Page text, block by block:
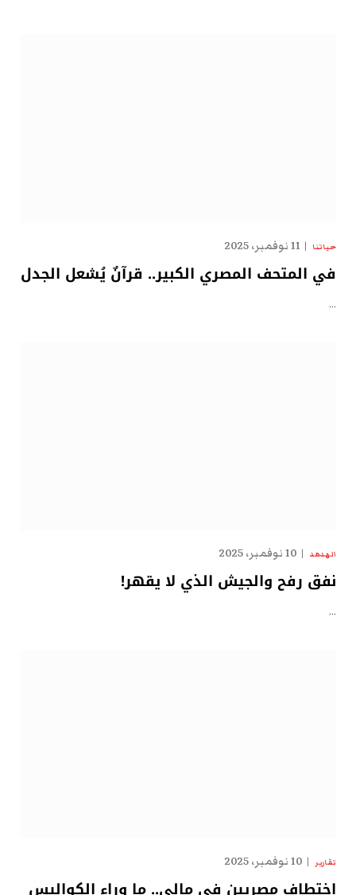
حياتنا 11 نوفمبر، 2025
في المتحف المصري الكبير.. قرآنٌ يُشعل الجدل
…
الهدهد 10 نوفمبر، 2025
نفق رفح والجيش الذي لا يقهر!
…
تقارير 10 نوفمبر، 2025